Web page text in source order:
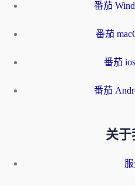
番茄
番茄
番茄
番茄
关于